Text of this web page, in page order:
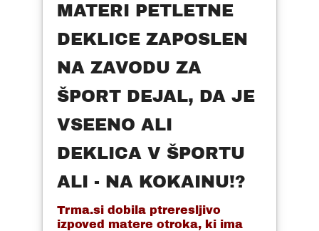
MATERI PETLETNE
DEKLICE ZAPOSLEN
NA ZAVODU ZA
ŠPORT DEJAL, DA JE
VSEENO ALI
DEKLICA V ŠPORTU
ALI - NA KOKAINU!?
Trma.si dobila ptreresljivo
izpoved matere otroka, ki ima